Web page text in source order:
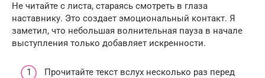
Не читайте с листа, стараясь смотреть в глаза
наставнику. Это создает эмоциональный контакт. Я
заметил, что небольшая волнительная пауза в начале
выступления только добавляет искренности.
Прочитайте текст вслух несколько раз перед